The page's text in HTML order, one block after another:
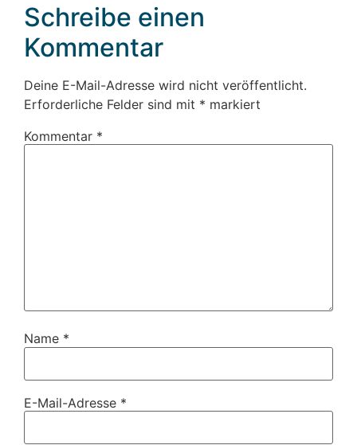
Schreibe einen
Kommentar
Deine E-Mail-Adresse wird nicht veröffentlicht.
Erforderliche Felder sind mit * markiert
Kommentar *
Name *
E-Mail-Adresse *